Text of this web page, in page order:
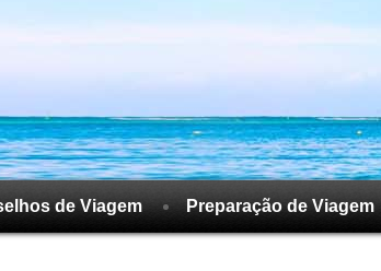
de Viagem Preparação de Viagem